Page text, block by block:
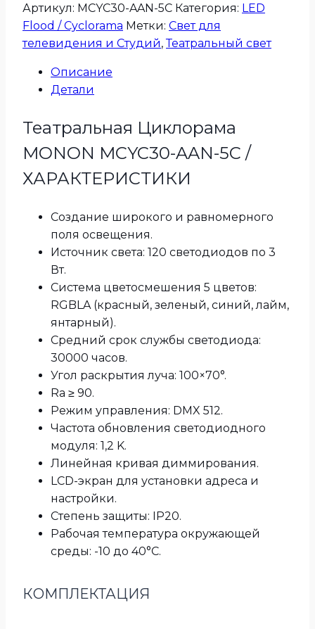
Артикул: MCYC30-AAN-5C Категория: LED
Flood / Cyclorama Метки: Свет для
телевидения и Студий,Театральный свет
Описание
Детали
Театральная Циклорама
MONON MCYC30-AAN-5C /
ХАРАКТЕРИСТИКИ
Создание широкого и равномерного
поля освещения.
Источник света: 120 светодиодов по 3
Вт.
Система цветосмешения 5 цветов:
RGBLA (красный, зеленый, синий, лайм,
янтарный).
Средний срок службы светодиода:
30000 часов.
Угол раскрытия луча: 100×70°.
Ra ≥ 90.
Режим управления: DMX 512.
Частота обновления светодиодного
модуля: 1,2 K.
Линейная кривая диммирования.
LCD-экран для установки адреса и
настройки.
Степень защиты: IP20.
Рабочая температура окружающей
среды: -10 до 40°C.
КОМПЛЕКТАЦИЯ